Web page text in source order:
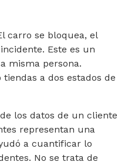
carro se bloquea, el
Este es un
misma persona.
a dos estados de
los datos de un cliente
representan una
a cuantificar lo
No se trata de